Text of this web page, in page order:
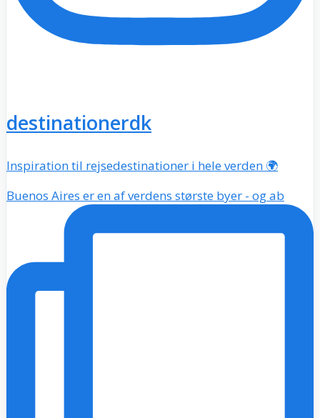
destinationerdk
Inspiration til rejsedestinationer i hele verden 🌍
Buenos Aires er en af verdens største byer - og ab